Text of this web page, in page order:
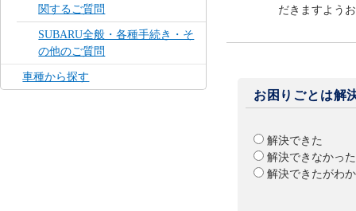
関するご質問
SUBARU全般・各種手続き・そ
の他のご質問
車種から探す
だきますよう
お困りごとは解
解決できた
解決できなかった
解決できたがわ